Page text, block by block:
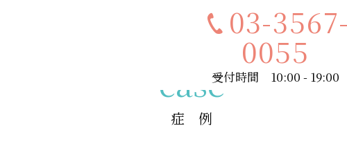
03-
0055
受付時間 10:00 - 19:00
case
症 例